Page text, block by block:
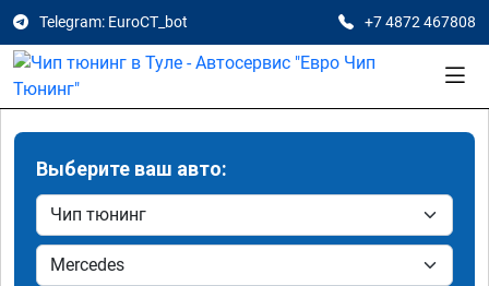
Telegram: EuroCT_bot +7 4872 467808
Выберите ваш авто: